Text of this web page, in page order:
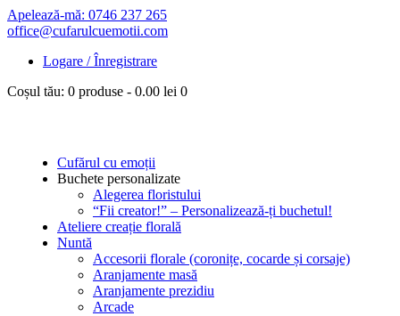
Apelează-mă: 0746 237 265
office@cufarulcuemotii.com
Logare / Înregistrare
Coșul tău: 0 produse - 0.00 lei 0
Cufărul cu emoții
Buchete personalizate
Alegerea floristului
“Fii creator!” – Personalizează-ți buchetul!
Ateliere creație florală
Nuntă
Accesorii florale (coronițe, cocarde și corsaje)
Aranjamente masă
Aranjamente prezidiu
Arcade